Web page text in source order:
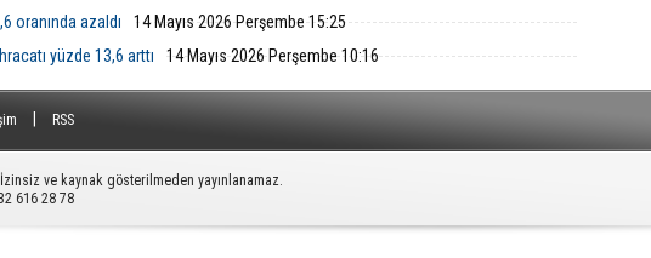
oranında azaldı
14 Mayıs 2026 Perşembe 15:25
yüzde 13,6 arttı
14 Mayıs 2026 Perşembe 10:16
RSS
| İzinsiz ve kaynak gösterilmeden yayınlanamaz.
616 28 78